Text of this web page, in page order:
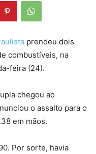
prendeu dois
combustíveis, na
feira (24).
chegou ao
o assalto para o
em mãos.
Por sorte, havia